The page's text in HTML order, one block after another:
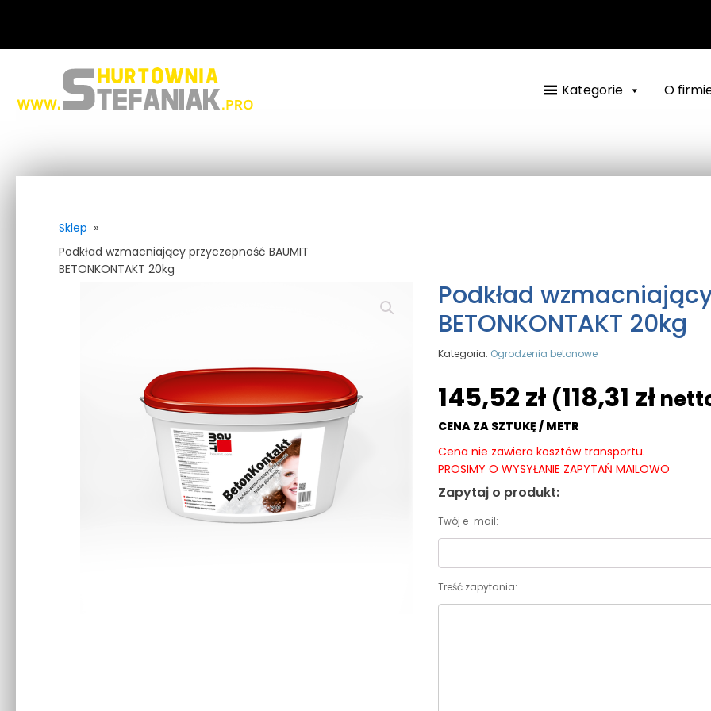
Kategorie O
Sklep »
Podkład wzmacniający przyczepność BAUMIT
BETONKONTAKT 20kg
Podkład
BETONKONTAKT 20kg
Kategoria: Ogrodzenia betonowe
145,52 zł (118,31 zł
CENA ZA SZTUKĘ / METR
Cena nie zawiera kosztów transportu.
PROSIMY O WYSYŁANIE ZAPYTAŃ MAILOWO
Zapytaj o produkt:
Twój e-mail:
Treść zapytania: